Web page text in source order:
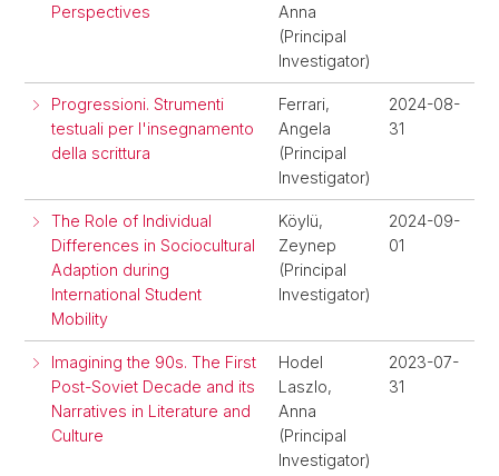
Perspectives
Anna
(Principal
Investigator)
Progressioni. Strumenti
testuali per l'insegnamento
della scrittura
Ferrari,
Angela
(Principal
Investigator)
2024-08-
31
The Role of Individual
Differences in Sociocultural
Adaption during
International Student
Mobility
Köylü,
Zeynep
(Principal
Investigator)
2024-09-
01
Imagining the 90s. The First
Post-Soviet Decade and its
Narratives in Literature and
Culture
Hodel
Laszlo,
Anna
(Principal
Investigator)
2023-07-
31